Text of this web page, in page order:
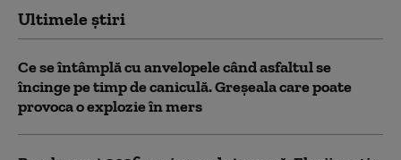
Ultimele știri
Ce se întâmplă cu anvelopele când asfaltul se
încinge pe timp de caniculă. Greșeala care poate
provoca o explozie în mers